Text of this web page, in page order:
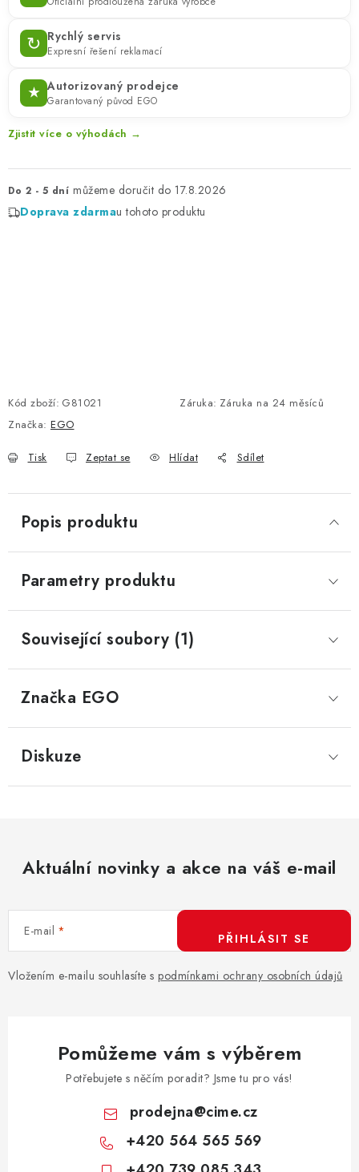
↻ Rychlý servis
Expresní řešení reklamací
★ Autorizovaný prodejce
Garantovaný původ EGO
Zjistit více o výhodách →
Do 2 - 5 dní
17.8.2026
Doprava zdarmau tohoto produktu
Kód zboží: G81021 Záruka: Záruka na 24 měsíců
Značka: EGO
Tisk Zeptat se Hlídat Sdílet
Popis produktu
Parametry produktu
Související soubory (1)
Značka EGO
Diskuze
Aktuální novinky a akce na váš e-mail
E-mail
Vložením e-mailu souhlasíte s podmínkami ochrany osobních údajů
PŘIHLÁSIT SE
Pomůžeme vám s výběrem
Potřebujete s něčím poradit? Jsme tu pro vás!
prodejna@cime.cz
+420 564 565 569